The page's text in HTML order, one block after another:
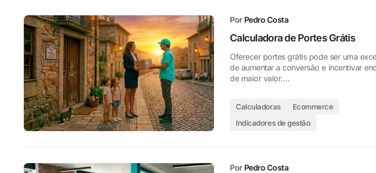
Por Pedro Costa
Calculadora de Portes Grátis
Oferecer portes grátis pode ser uma
de aumentar a conversão e incentivar
de maior valor.…
Calculadoras
Ecommerce
Indicadores de gestão
Por Pedro Costa